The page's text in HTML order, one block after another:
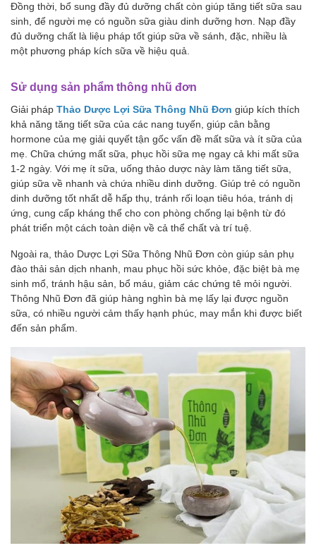
Đồng thời, bổ sung đầy đủ dưỡng chất còn giúp tăng tiết sữa sau
sinh, để người mẹ có nguồn sữa giàu dinh dưỡng hơn. Nạp đầy
đủ dưỡng chất là liệu pháp tốt giúp sữa về sánh, đặc, nhiều là
một phương pháp kích sữa về hiệu quả.
Sử dụng sản phẩm thông nhũ đơn
Giải pháp Thảo Dược Lợi Sữa Thông Nhũ Đơn giúp kích thích
khả năng tăng tiết sữa của các nang tuyến, giúp cân bằng
hormone của mẹ giải quyết tận gốc vấn đề mất sữa và ít sữa của
mẹ. Chữa chứng mất sữa, phục hồi sữa mẹ ngay cả khi mất sữa
1-2 ngày. Với mẹ ít sữa, uống thảo dược này làm tăng tiết sữa,
giúp sữa về nhanh và chứa nhiều dinh dưỡng. Giúp trẻ có nguồn
dinh dưỡng tốt nhất dễ hấp thụ, tránh rối loạn tiêu hóa, tránh dị
ứng, cung cấp kháng thể cho con phòng chống lại bệnh từ đó
phát triển một cách toàn diện về cả thể chất và trí tuệ.
Ngoài ra, thảo Dược Lợi Sữa Thông Nhũ Đơn còn giúp sản phụ
đào thải sản dịch nhanh, mau phục hồi sức khỏe, đặc biệt bà mẹ
sinh mổ, tránh hậu sản, bổ máu, giảm các chứng tê mỏi người.
Thông Nhũ Đơn đã giúp hàng nghìn bà mẹ lấy lại được nguồn
sữa, có nhiều người cảm thấy hạnh phúc, may mắn khi được biết
đến sản phẩm.